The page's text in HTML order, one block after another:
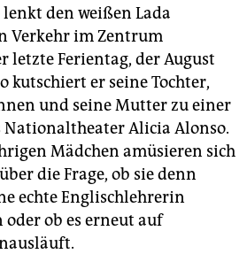
den weißen Lada
Verkehr im Zentrum
letzte Ferientag, der August
kutschiert er seine Tochter,
und seine Mutter zu einer
Nationaltheater Alicia Alonso.
Mädchen amüsieren sich
die Frage, ob sie denn
echte Englischlehrerin
ob es erneut auf